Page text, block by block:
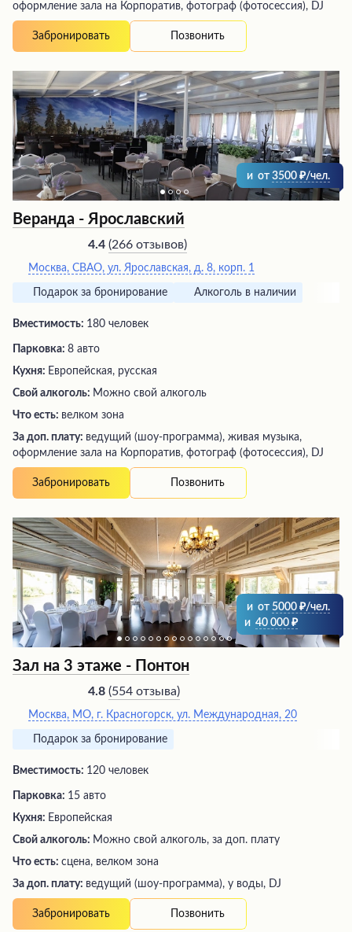
оформление зала на Корпоратив, фотограф (фотосессия), DJ
Забронировать Позвонить
и от 3500 /чел.
Веранда - Ярославский
4.4 (266 отзывов)
Москва, СВАО, ул. Ярославская, д. 8, корп. 1
Подарок за бронирование Алкоголь в наличии
Вместимость: 180 человек
Парковка: 8 авто
Кухня: Европейская, русская
Свой алкоголь: Можно свой алкоголь
Что есть: велком зона
За доп. плату: ведущий (шоу-программа), живая музыка,
оформление зала на Корпоратив, фотограф (фотосессия), DJ
Забронировать Позвонить
и от 5000
/чел.
и 40 000
Зал на 3 этаже - Понтон
4.8 (554 отзыва)
Москва, МО, г. Красногорск, ул. Международная, 20
Подарок за бронирование
Вместимость: 120 человек
Парковка: 15 авто
Кухня: Европейская
Свой алкоголь: Можно свой алкоголь, за доп. плату
Что есть: сцена, велком зона
За доп. плату: ведущий (шоу-программа), у воды, DJ
Забронировать Позвонить